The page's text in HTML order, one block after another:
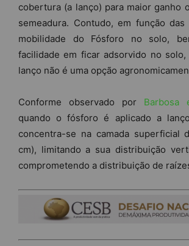
cobertura (a lanço) para maior ganho
semeadura. Contudo, em função
mobilidade do Fósforo no solo,
facilidade em ficar adsorvido no solo,
lanço não é uma opção
Conforme observado por Barbosa
quando o fósforo é aplicado a
concentra-se na camada superficial
cm), limitando a sua distribuição
comprometendo a distribuição de